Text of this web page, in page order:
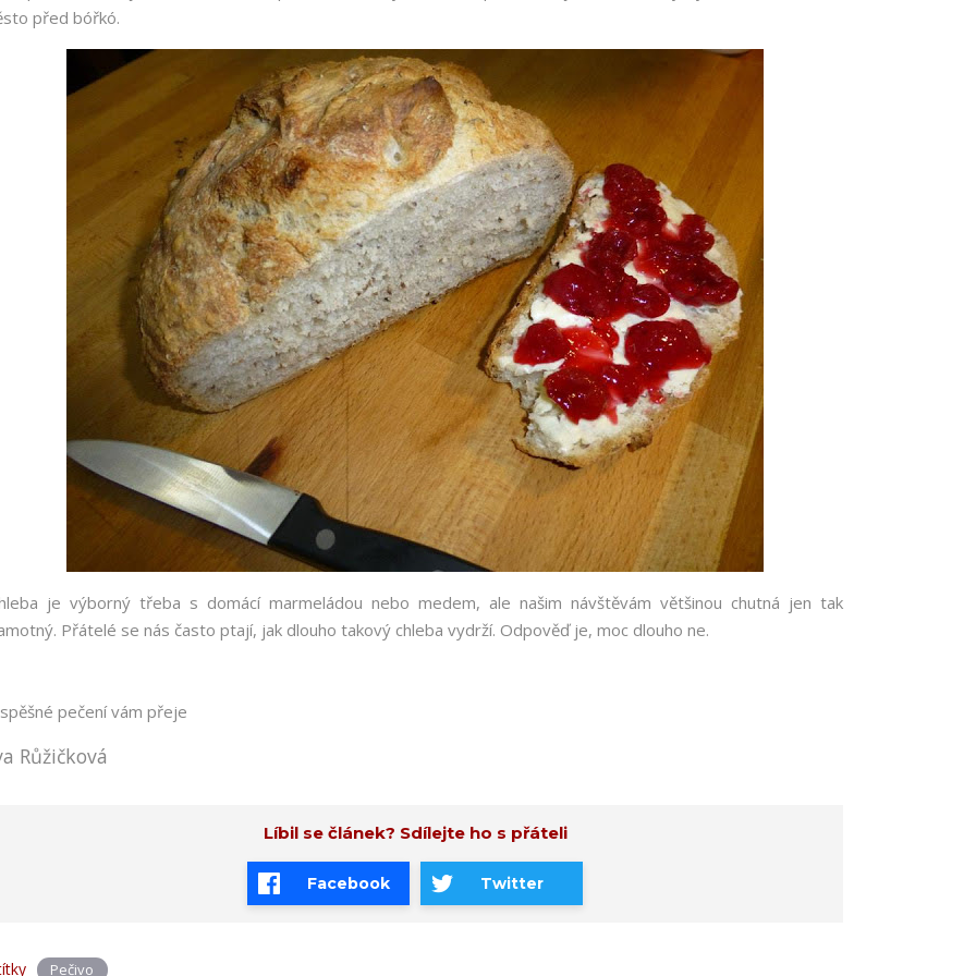
před bóřkó.
je výborný třeba s domácí marmeládou nebo medem, ale našim návštěvám většinou chutná jen tak
Přátelé se nás často ptají, jak dlouho takový chleba vydrží. Odpověď je, moc dlouho ne.
pečení vám přeje
Růžičková
Líbil se článek? Sdílejte ho s přáteli
Facebook Twitter
Pečivo